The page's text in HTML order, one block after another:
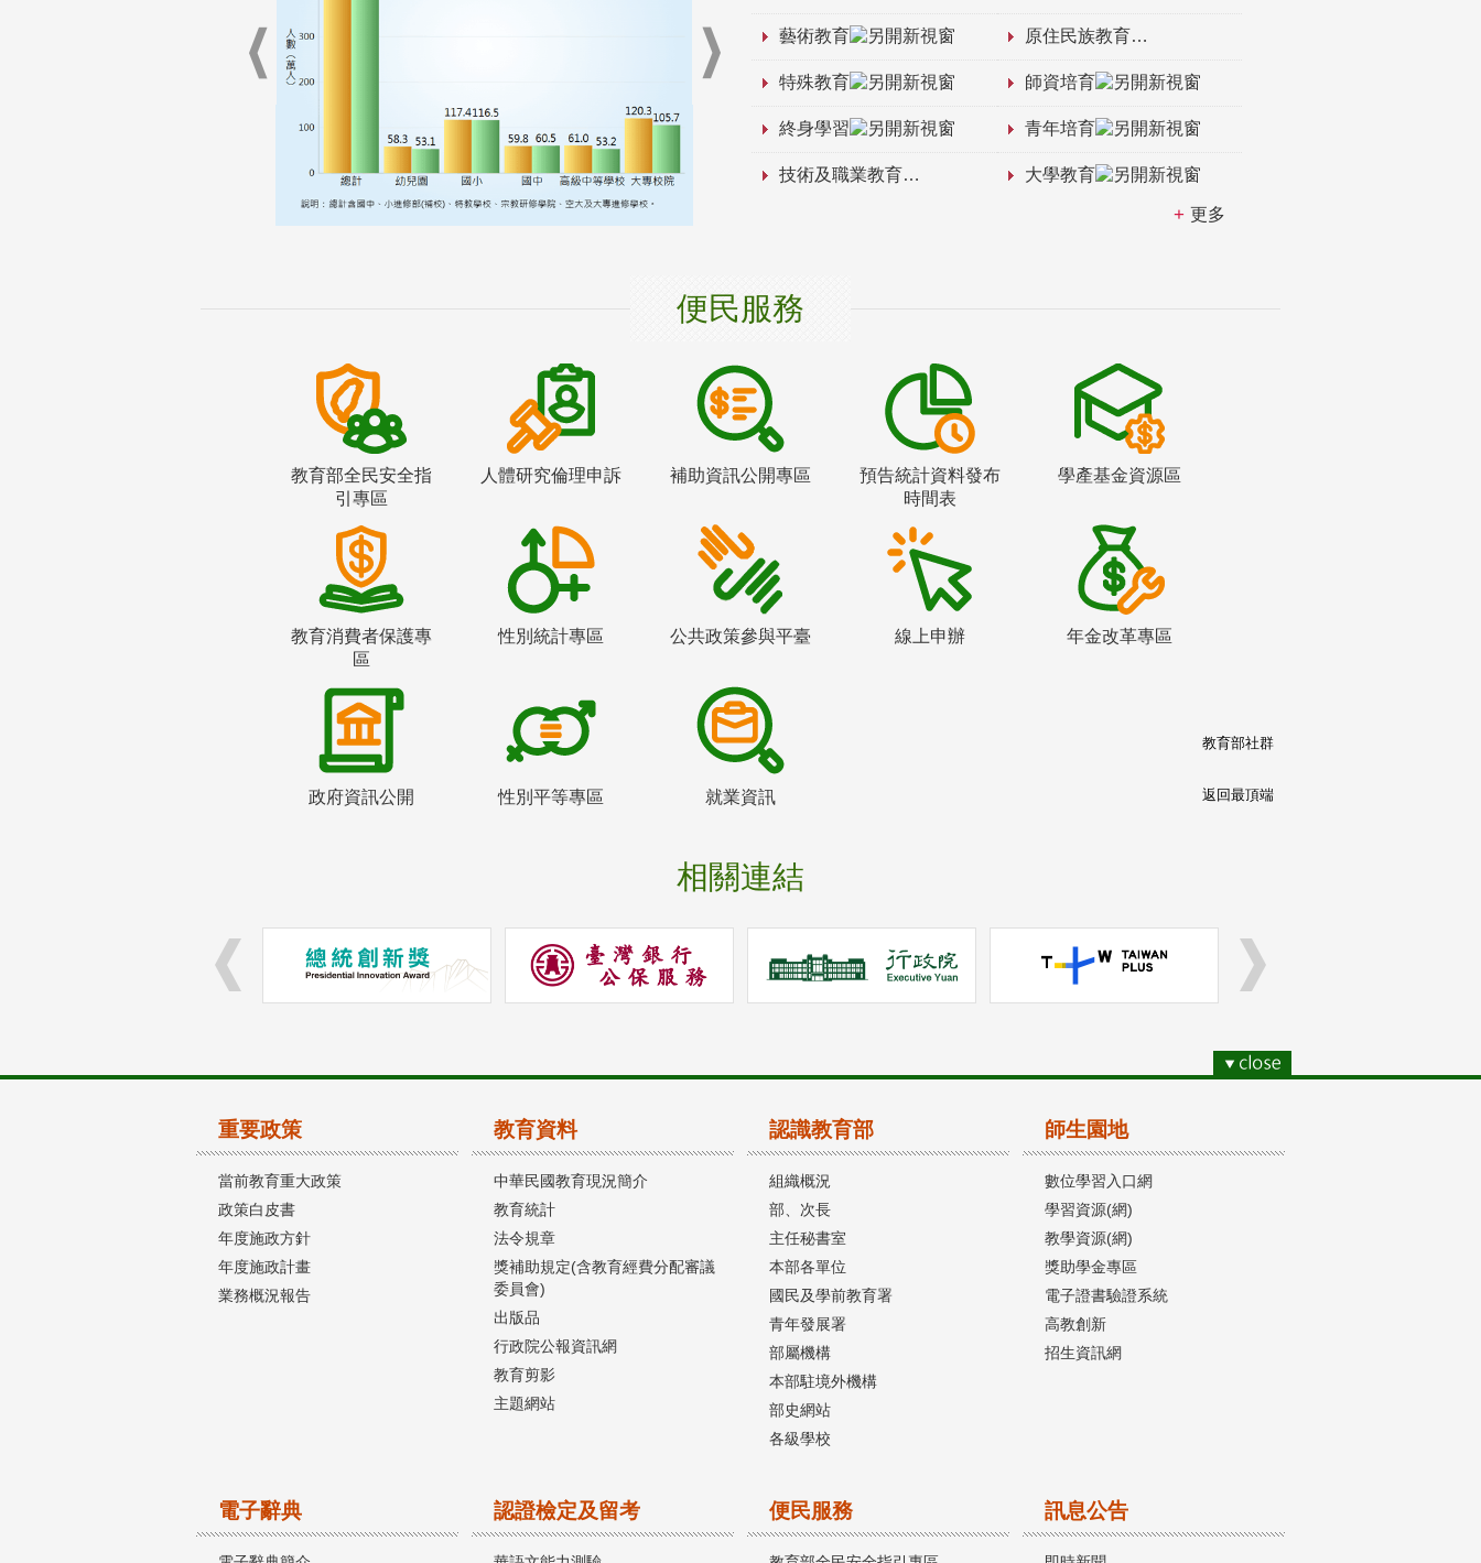
藝術教育 原住民族教育
特殊教育 師資培育
終身學習 青年培育
技術及職業教育 大學教育
更多
便民服務
教育部全民安全指
引專區
人體研究倫理申訴 補助資訊公開專區
預告統計資料發布
時間表
學產基金資源區
教育消費者保護專
區
性別統計專區 公共政策參與平臺 線上申辦 年金改革專區
政府資訊公開 性別平等專區 就業資訊
相關連結
教育部社群
返回最頂端
重要政策
當前教育重大政策
政策白皮書
年度施政方針
年度施政計畫
業務概況報告
教育資料
中華民國教育現況簡介
教育統計
法令規章
獎補助規定(含教育經費分配審議
委員會)
出版品
行政院公報資訊網
教育剪影
主題網站
認識教育部
組織概況
部、次長
主任秘書室
本部各單位
國民及學前教育署
青年發展署
部屬機構
本部駐境外機構
部史網站
各級學校
師生園地
數位學習入口網
學習資源(網)
教學資源(網)
獎助學金專區
電子證書驗證系統
高教創新
招生資訊網
電子辭典 認證檢定及留考 便民服務 訊息公告